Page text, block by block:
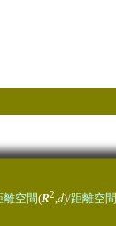
離空間(R2,d)/距離空間